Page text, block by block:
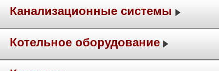
Канализационные системы
Котельное оборудование